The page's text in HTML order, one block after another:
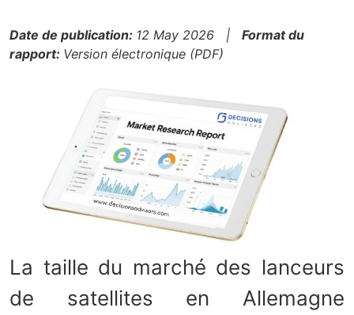
Date de publication: 12 May 2026 | Format du
rapport: Version électronique (PDF)
La taille du marché des lanceurs
de satellites en Allemagne